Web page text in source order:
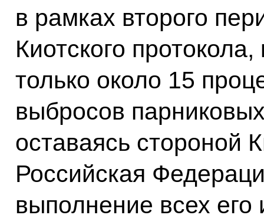
в рамках второго
Киотского
только около 15
выбросов
оставаясь стороной
Российская
выполнение всех